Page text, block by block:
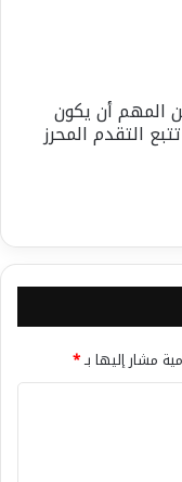
المهم أن يكون
التقدم المحرز
مشار إليها بـ*